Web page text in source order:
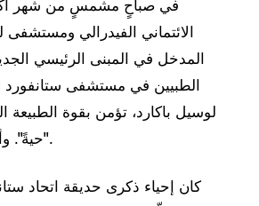
الائتماني الفيدرالي
المدخل في المبنى الرئيسي
الطبيين في مستشفى ستانفورد
لوسيل باكارد، تؤمن بقوة
حيةً". وأضاف: "لقد وفرتم مدخلاً دافئاً ومُرحِّباً إلى أرض المستشفى".
كان إحياء ذكرى حديقة اتحاد